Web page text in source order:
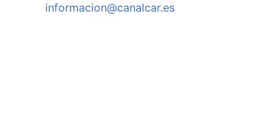
informacion@canalcar.es